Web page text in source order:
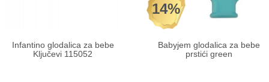
Infantino glodalica za bebe
Ključevi 115052
14%
Babyjem glodalica za bebe
prstići green